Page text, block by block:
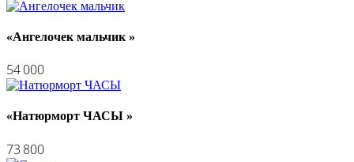
«Ангелочек мальчик »
54 000
«Натюрморт ЧАСЫ »
73 800